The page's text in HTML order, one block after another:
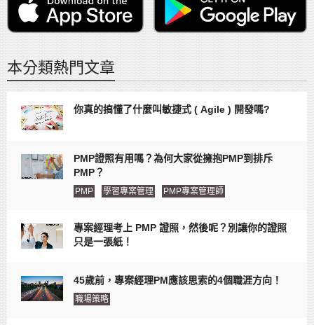
本分類熱門文章
你真的搞懂了什麼叫敏捷式 ( Agile ) 開發嗎?
PMP證照有用嗎？為何大家從擁抱PMP到排斥
PMP？
PMP 學習專案管理 PMP專案管理師
專案經理考上 PMP 證照，然後呢？別讓你的證照
只是一張紙！
45歲前，專案經理PM應該思索的4個職涯方向！
職場策略